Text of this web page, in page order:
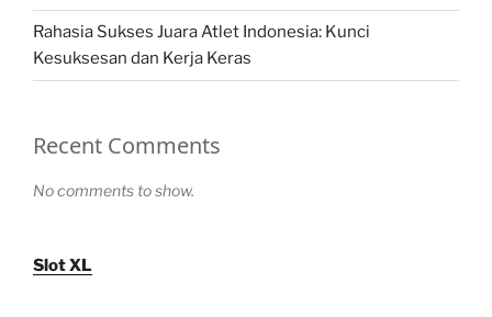
Rahasia Sukses Juara Atlet Indonesia: Kunci
Kesuksesan dan Kerja Keras
Recent Comments
No comments to show.
Slot XL